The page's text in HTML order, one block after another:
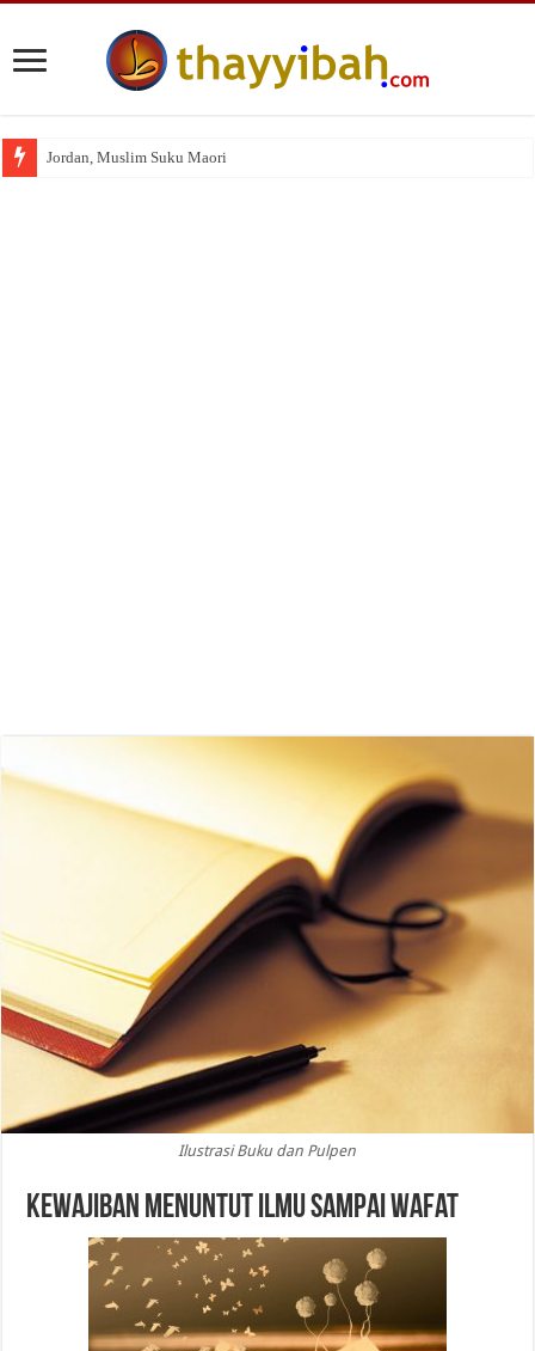
Wakaf Emas Muktamar
Ilustrasi Buku dan Pulpen
Kewajiban Menuntut Ilmu sampai Wafat